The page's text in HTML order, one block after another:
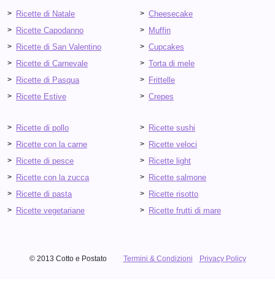
Ricette di Natale
Ricette Capodanno
Ricette di San Valentino
Ricette di Carnevale
Ricette di Pasqua
Ricette Estive
Cheesecake
Muffin
Cupcakes
Torta di mele
Frittelle
Crepes
Ricette di pollo
Ricette con la carne
Ricette di pesce
Ricette con la zucca
Ricette di pasta
Ricette vegetariane
Ricette sushi
Ricette veloci
Ricette light
Ricette salmone
Ricette risotto
Ricette frutti di mare
© 2013 Cotto e Postato Termini & Condizioni Privacy Policy